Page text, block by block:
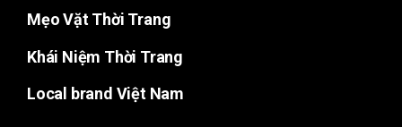
Mẹo Vặt Thời Trang
Khái Niệm Thời Trang
Local brand Việt Nam